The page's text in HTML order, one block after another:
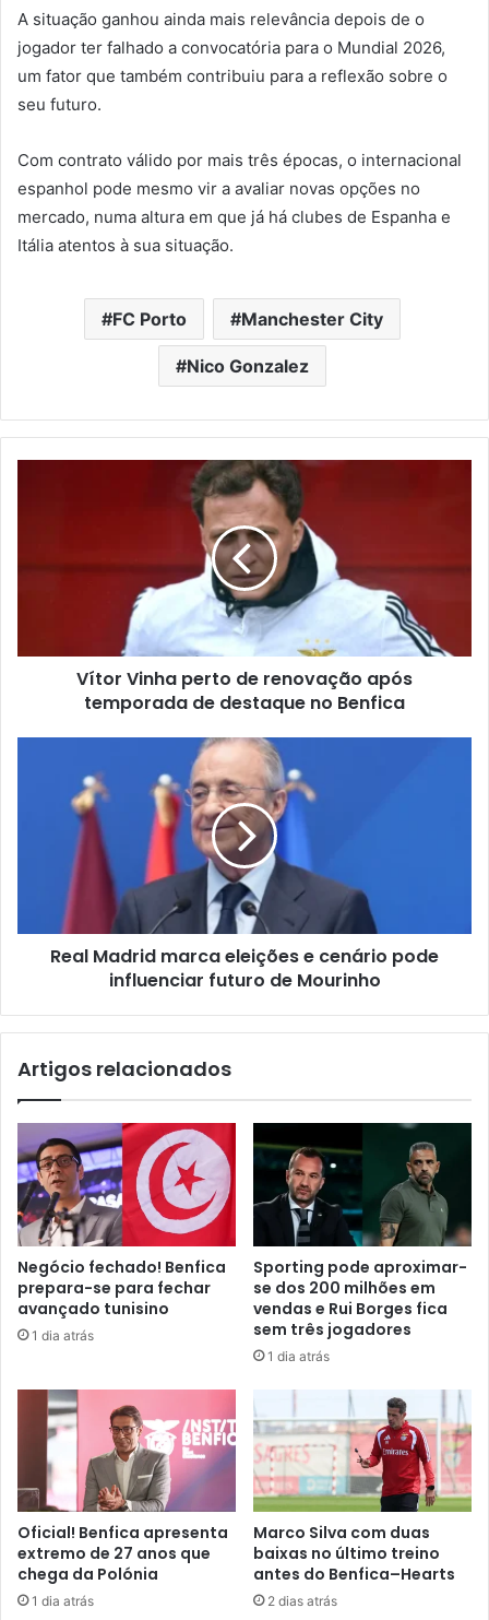
A situação ganhou ainda mais relevância depois de o
jogador ter falhado a convocatória para o Mundial 2026,
um fator que também contribuiu para a reflexão sobre o
seu futuro.
Com contrato válido por mais três épocas, o internacional
espanhol pode mesmo vir a avaliar novas opções no
mercado, numa altura em que já há clubes de Espanha e
Itália atentos à sua situação.
FC Porto Manchester City
Nico Gonzalez
Vítor Vinha perto de renovação após
temporada de destaque no Benfica
Real Madrid marca eleições e cenário pode
influenciar futuro de Mourinho
Artigos relacionados
Negócio fechado! Benfica
prepara-se para fechar
avançado tunisino
1 dia atrás
Sporting pode aproximar-
se dos 200 milhões em
vendas e Rui Borges fica
sem três jogadores
1 dia atrás
Oficial! Benfica apresenta
extremo de 27 anos que
chega da Polónia
1 dia atrás
Marco Silva com duas
baixas no último treino
antes do Benfica–Hearts
2 dias atrás